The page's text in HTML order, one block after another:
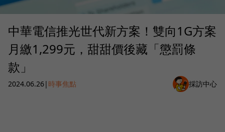
中華電信推光世代新方案！雙向1G方案
月繳1,299元，甜甜價後藏「懲罰條
款」
2024.06.26| 時事焦點 採訪中心